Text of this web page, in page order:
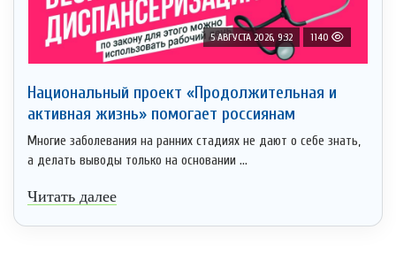
5 АВГУСТА 2026, 9:32 1140
Национальный проект «Продолжительная и
активная жизнь» помогает россиянам
Многие заболевания на ранних стадиях не дают о себе знать,
а делать выводы только на основании ...
Читать далее